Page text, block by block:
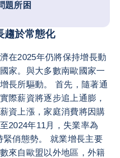
題所困
趨於常態化
在2025年仍將保持增長動
家。與大多數南歐國家一
長所驅動。 首先，隨著通
際薪資將逐步追上通膨，
資上漲，家庭消費將因購
2024年11月，失業率為
俏態勢。 就業增長主要
來自歐盟以外地區，外籍